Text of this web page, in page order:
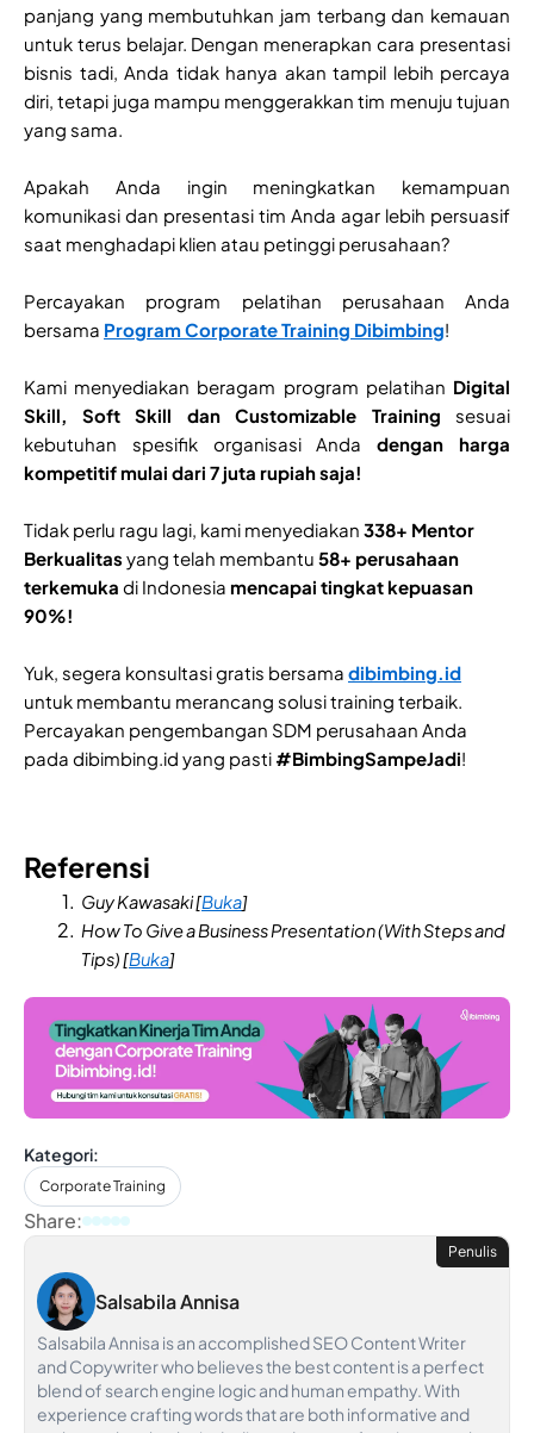
panjang yang membutuhkan jam terbang dan kemauan
untuk terus belajar. Dengan menerapkan cara presentasi
bisnis tadi, Anda tidak hanya akan tampil lebih percaya
diri, tetapi juga mampu menggerakkan tim menuju tujuan
yang sama.
Apakah Anda ingin meningkatkan kemampuan
komunikasi dan presentasi tim Anda agar lebih persuasif
saat menghadapi klien atau petinggi perusahaan?
Percayakan program pelatihan perusahaan Anda
bersama Program Corporate Training Dibimbing!
Kami menyediakan beragam program pelatihan Digital
Skill, Soft Skill dan Customizable Training sesuai
kebutuhan spesifik organisasi Andadengan harga
kompetitif mulai dari 7 juta rupiah saja!
Tidak perlu ragu lagi, kami menyediakan 338+ Mentor
Berkualitas yang telah membantu 58+ perusahaan
terkemuka di Indonesia mencapai tingkat kepuasan
90%!
Yuk, segera konsultasi gratis bersama dibimbing.id
untuk membantu merancang solusi training terbaik.
Percayakan pengembangan SDM perusahaan Anda
pada dibimbing.id yang pasti #BimbingSampeJadi!
Referensi
Guy Kawasaki [Buka]
How To Give a Business Presentation (With Steps and
Tips) [Buka]
Kategori:
Corporate Training
Share:
Penulis
Salsabila Annisa
Salsabila Annisa is an accomplished SEO Content Writer
and Copywriter who believes the best content is a perfect
blend of search engine logic and human empathy. With
experience crafting words that are both informative and